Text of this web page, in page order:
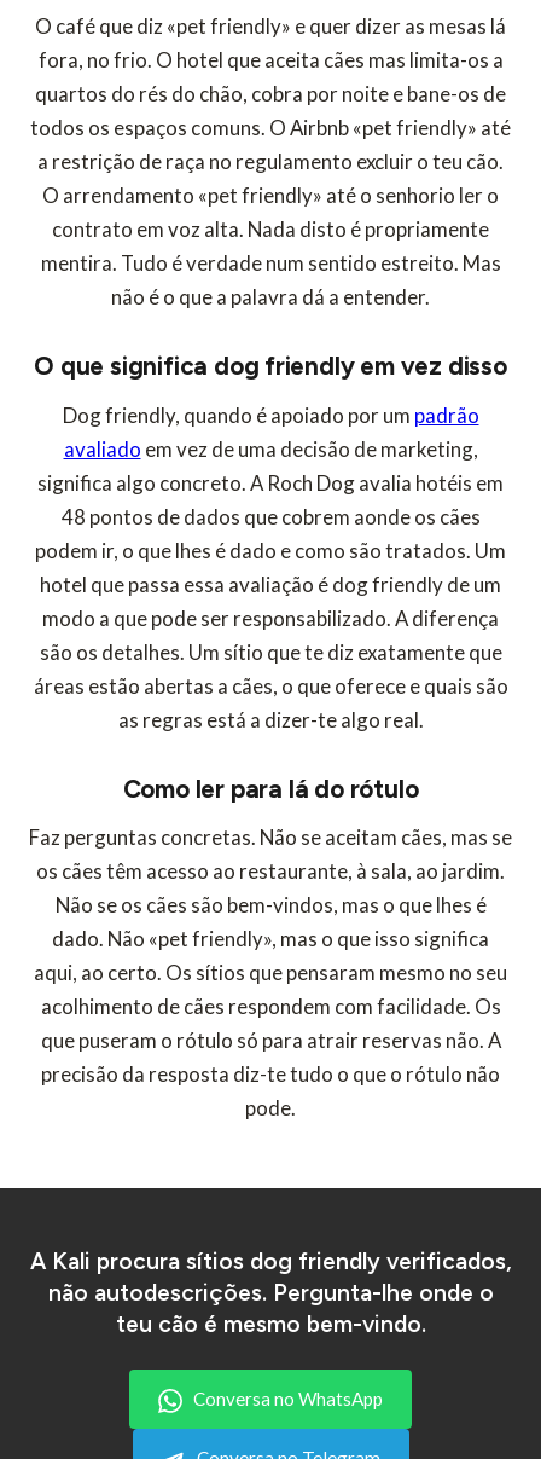
O café que diz «pet friendly» e quer dizer as mesas lá
fora, no frio. O hotel que aceita cães mas limita-os a
quartos do rés do chão, cobra por noite e bane-os de
todos os espaços comuns. O Airbnb «pet friendly» até
a restrição de raça no regulamento excluir o teu cão.
O arrendamento «pet friendly» até o senhorio ler o
contrato em voz alta. Nada disto é propriamente
mentira. Tudo é verdade num sentido estreito. Mas
não é o que a palavra dá a entender.
O que significa dog friendly em vez disso
Dog friendly, quando é apoiado por um padrão
avaliado em vez de uma decisão de marketing,
significa algo concreto. A Roch Dog avalia hotéis em
48 pontos de dados que cobrem aonde os cães
podem ir, o que lhes é dado e como são tratados. Um
hotel que passa essa avaliação é dog friendly de um
modo a que pode ser responsabilizado. A diferença
são os detalhes. Um sítio que te diz exatamente que
áreas estão abertas a cães, o que oferece e quais são
as regras está a dizer-te algo real.
Como ler para lá do rótulo
Faz perguntas concretas. Não se aceitam cães, mas se
os cães têm acesso ao restaurante, à sala, ao jardim.
Não se os cães são bem-vindos, mas o que lhes é
dado. Não «pet friendly», mas o que isso significa
aqui, ao certo. Os sítios que pensaram mesmo no seu
acolhimento de cães respondem com facilidade. Os
que puseram o rótulo só para atrair reservas não. A
precisão da resposta diz-te tudo o que o rótulo não
pode.
A Kali procura sítios dog friendly verificados,
não autodescrições. Pergunta-lhe onde o
teu cão é mesmo bem-vindo.
Conversa no WhatsApp